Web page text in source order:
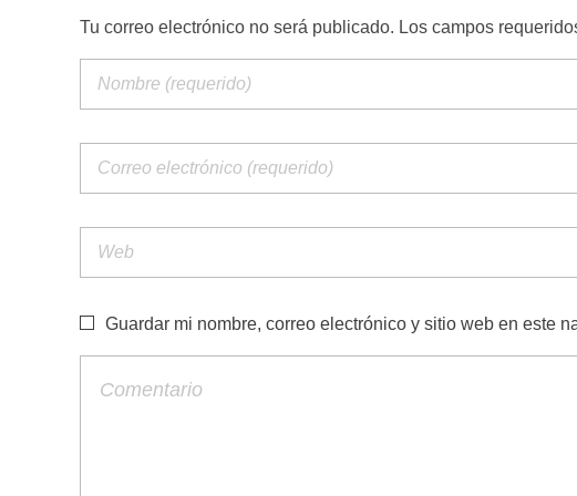
Tu correo electrónico no será publicado. Los campos
Guardar mi nombre, correo electrónico y sitio web en este